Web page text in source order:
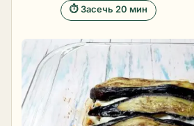
⏱ Засечь 20 мин